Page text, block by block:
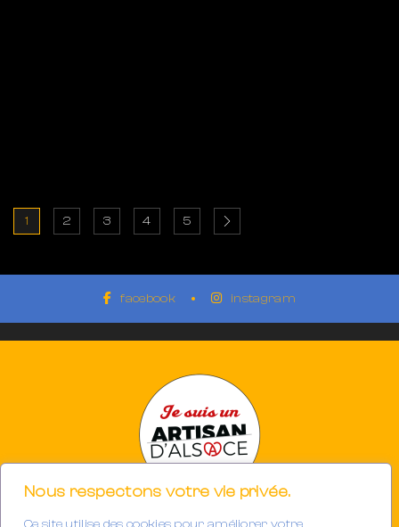
Nous respectons votre vie privée.
1 2 3 4 5
facebook instagram